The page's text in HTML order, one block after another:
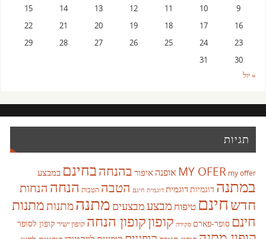
9
10
11
12
13
14
15
16
17
18
19
20
21
22
23
24
25
26
27
28
29
30
31
« יול
תגיות
MY OFER my offer אופנהאיפור בהנחהבחינם במבצע
במתנה דוגמיותדוגמית דוגמית חינם הטבה הטבות הנחה הנחות
חדשחינם טיפוח מבצעמבצעים מתנהמתנותמתנות
חינם סופר-פארם סקירה קופוןקופון הנחה קופון ישיר קופון לסופר